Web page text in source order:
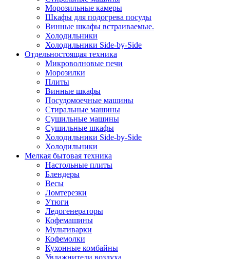
Морозильные камеры
Шкафы для подогрева посуды
Винные шкафы встраиваемые.
Холодильники
Холодильники Side-by-Side
Отдельностоящая техника
Микроволновые печи
Морозилки
Плиты
Винные шкафы
Посудомоечные машины
Стиральные машины
Сушильные машины
Сушильные шкафы
Холодильники Side-by-Side
Холодильники
Мелкая бытовая техника
Настольные плиты
Блендеры
Весы
Ломтерезки
Утюги
Ледогенераторы
Кофемашины
Мультиварки
Кофемолки
Кухонные комбайны
Увлажнители воздуха